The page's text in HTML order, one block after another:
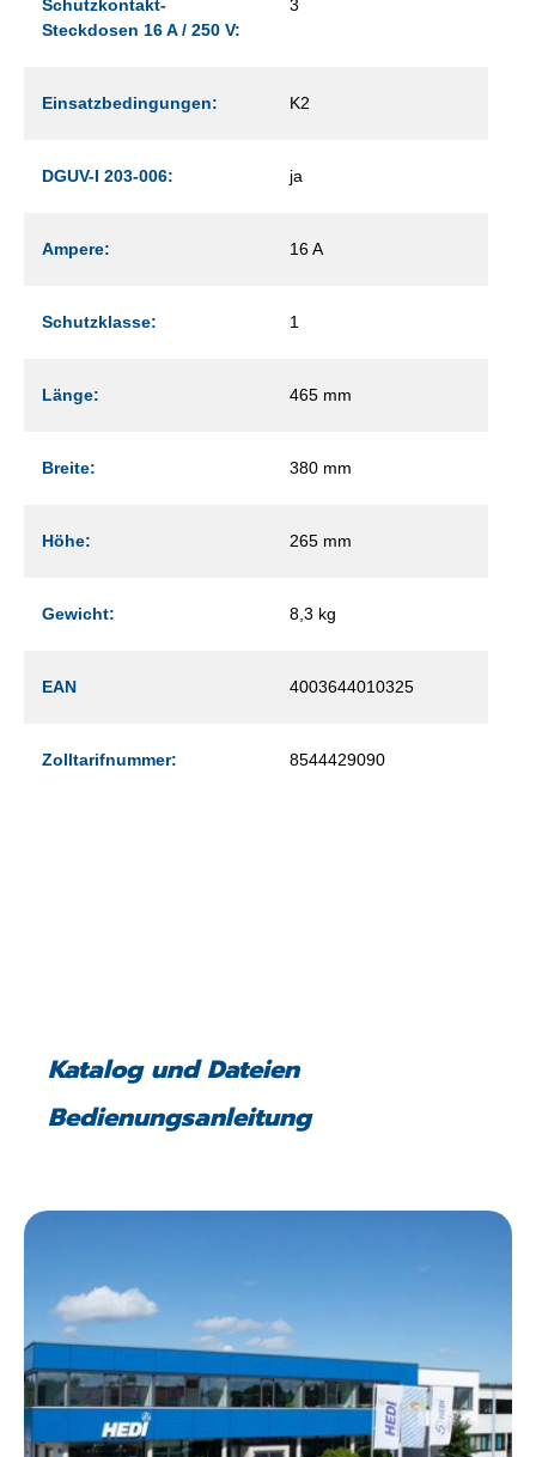
Schutzkontakt-
Steckdosen 16 A / 250 V:
3
Einsatzbedingungen: K2
DGUV-I 203-006: ja
Ampere: 16 A
Schutzklasse: 1
Länge: 465 mm
Breite: 380 mm
Höhe: 265 mm
Gewicht: 8,3 kg
EAN 4003644010325
Zolltarifnummer: 8544429090
Katalog und Dateien
Bedienungsanleitung